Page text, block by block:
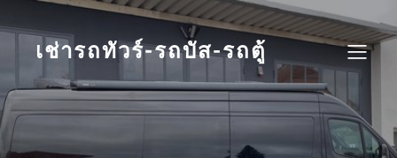
to
content
เช่ารถทัวร์-รถบัส-รถตู้